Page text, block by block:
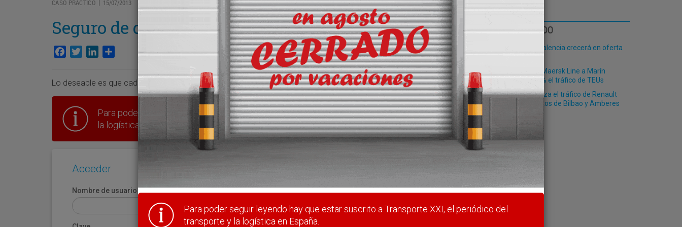
CASO PRÁCTICO| 15/07/2013
Seguro de daños
Facebook
TwitterLinkedInCompartir
Lo deseable es que cada parte asegure su patrimonio y laparte que le corresponde en la actividad
Para poder seguir leyendo hay que estar suscrito a Transporte XXI, el periódico del transporte y
la logística en España.
Acceder
Nombre de usuario Nombre de usuario (elija un nombre)*
LO MÁS LEÍDO
El Puerto de Valencia crecerá en oferta
La llegada de Maersk Line a Marín
dispara un 50% el tráfico de TEUs
Finnlines afianza el tráfico de Renault
entre los puertos de Bilbao y Amberes
Para poder seguir leyendo hay que estar suscrito a Transporte XXI, el periódico del
transporte y la logística en España.